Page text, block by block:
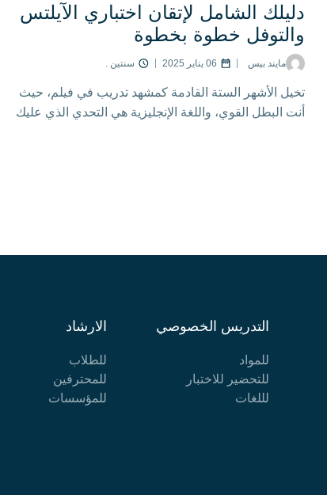
دليلك الشامل لإتقان اختباري الآيلتس
والتوفل خطوة بخطوة
مايند بيس 06 يناير 2025 سنتين .
تخيل الأشهر الستة القادمة كمشهد تدريب في فيلم، حيث
أنت البطل القوي، واللغة الإنجليزية هي التحدي الذي عليك
التدريس الخصوصي
للمواد
للتحضير للاختبار
لللغات
الارشاد
للطلاب
للمحترفين
للمؤسسات